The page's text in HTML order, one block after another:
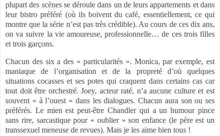
plupart des scènes se déroule dans un de leurs appartements et dans
leur bistro préféré (où ils boivent du café, essentiellement, ce qui
montre que la série n’est pas très crédible). Au cours de ces dix ans,
on va suivre la vie amoureuse, professionnelle… de ces trois filles
et trois garçons.
Chacun des six a des « particularités ». Monica, par exemple, est
maniaque de l’organisation et de la propreté d’où quelques
situations cocasses et ses potes qui craquent dans certains cas car
tout doit être orchestré. Joey, acteur raté, n’a aucune culture et est
souvent « à l’ouest » dans les dialogues. Chacun aura son ou ses
préférés. Le mien est peut-être Chandler qui a un humour pince
sans rire, sarcastique pour « oublier » son enfance (le père est un
transsexuel meneuse de revues). Mais je les aime bien tous !